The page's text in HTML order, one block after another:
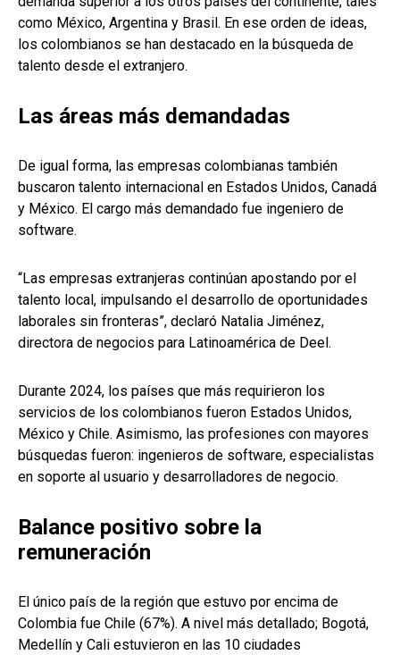
como México, Argentina y Brasil. En ese orden de ideas,
los colombianos se han destacado en la búsqueda de
talento desde el extranjero.
Las áreas más demandadas
De igual forma, las empresas colombianas también
buscaron talento internacional en Estados Unidos, Canadá
y México. El cargo más demandado fue ingeniero de
software.
“Las empresas extranjeras continúan apostando por el
talento local, impulsando el desarrollo de oportunidades
laborales sin fronteras”, declaró Natalia Jiménez,
directora de negocios para Latinoamérica de Deel.
Durante 2024, los países que más requirieron los
servicios de los colombianos fueron Estados Unidos,
México y Chile. Asimismo, las profesiones con mayores
búsquedas fueron: ingenieros de software, especialistas
en soporte al usuario y desarrolladores de negocio.
Balance positivo sobre la
remuneración
El único país de la región que estuvo por encima de
Colombia fue Chile (67%). A nivel más detallado; Bogotá,
Medellín y Cali estuvieron en las 10 ciudades